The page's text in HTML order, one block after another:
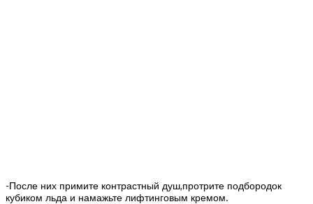
-После них примите контрастный душ,протрите подбородок
кубиком льда и намажьте лифтинговым кремом.